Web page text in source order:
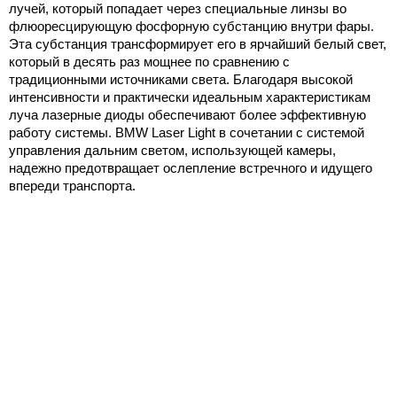
лучей, который попадает через специальные линзы во
флюоресцирующую фосфорную субстанцию внутри фары.
Эта субстанция трансформирует его в ярчайший белый свет,
который в десять раз мощнее по сравнению с
традиционными источниками света. Благодаря высокой
интенсивности и практически идеальным характеристикам
луча лазерные диоды обеспечивают более эффективную
работу системы. BMW Laser Light в сочетании с системой
управления дальним светом, использующей камеры,
надежно предотвращает ослепление встречного и идущего
впереди транспорта.